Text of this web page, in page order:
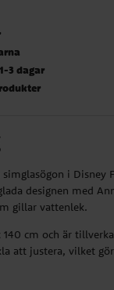
3 dagar
simglasögon i
designen med
gillar vattenlek.
cm och är
att justera, vilket